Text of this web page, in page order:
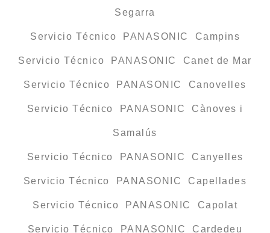
Segarra
Servicio Técnico PANASONIC Campins
Servicio Técnico PANASONIC Canet de Mar
Servicio Técnico PANASONIC Canovelles
Servicio Técnico PANASONIC Cànoves i
Samalús
Servicio Técnico PANASONIC Canyelles
Servicio Técnico PANASONIC Capellades
Servicio Técnico PANASONIC Capolat
Servicio Técnico PANASONIC Cardedeu